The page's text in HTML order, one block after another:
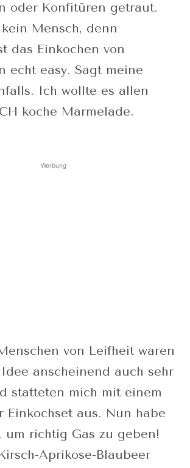
oder Konfitüren getraut.
Mensch, denn
das Einkochen von
echt easy. Sagt meine
Ich wollte es allen
koche Marmelade.
Werbung
von Leifheit waren
anscheinend auch sehr
statteten mich mit einem
Einkochset aus. Nun habe
um richtig Gas zu geben!
Aprikose-Blaubeer